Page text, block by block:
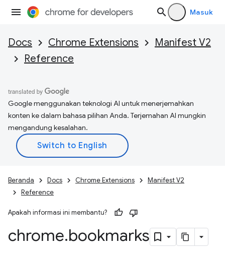
Masuk
Docs Chrome Extensions
Manifest V2
Reference
Google menggunakan teknologi AI untuk menerjemahkan
konten ke dalam bahasa pilihan Anda. Terjemahan AI mungkin
mengandung kesalahan.
Beranda Docs Chrome Extensions
Manifest V2
Reference
Apakah informasi ini membantu?
chrome.bookmarks